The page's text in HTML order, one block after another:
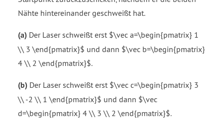
Nähte hintereinander geschweißt hat.
(a) Der Laser schweißt erst $\vec a=\begin{pmatrix} 1
\\ 3 \end{pmatrix}$ und dann $\vec b=\begin{pmatrix}
4 \\ 2 \end{pmatrix}$.
(b) Der Laser schweißt erst $\vec c=\begin{pmatrix} 3
\\ -2 \\ 1 \end{pmatrix}$ und dann $\vec
d=\begin{pmatrix} 4 \\ 3 \\ 2 \end{pmatrix}$.